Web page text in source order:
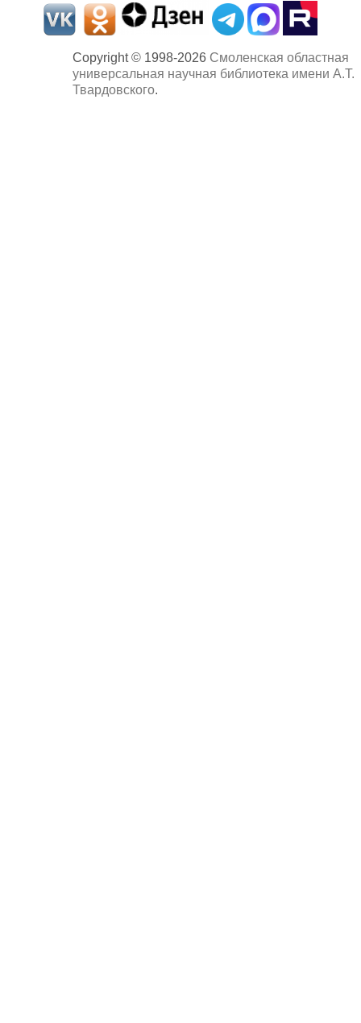
Copyright © 1998-2026 Смоленская областная
универсальная научная библиотека имени А.Т.
Твардовского.